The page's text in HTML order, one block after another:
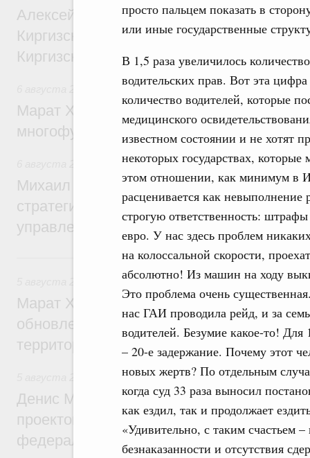
просто пальцем показать в
или иные государственные
В 1,5 раза увеличилось
водительских прав. Вот эта
количество водителей, которые
медицинского
известном состоянии и не хотят
некоторых государствах,
этом отношении, как минимум в
расценивается как
строгую ответственность:
евро. У нас здесь проблем
на колоссальной скорости,
абсолютно! Из машин на ходу
Это проблема очень
нас ГАИ проводила рейд, и за
водителей. Безумие какое-то!
– 20-е задержание. Почему этот
новых жертв? По отдельным
когда суд 33 раза выносил
как ездил, так и продолжает
«Удивительно, с таким счастьем
безнаказанности и отсутствия
Алексей Оверчук принял участие в
Киргизского экономического форума и
Киргизской межрегиональной
Дорожное хозяйство
Марат Хуснуллин: На двух скоростных
многофункциональные зоны дорожного
Технологическое развитие. Инновации
Михаил Мишустин дал поручения по
стратегической сессии о
управления научно-технологическим
5 августа, среда
Жилищно-коммунальное хозяйство
Марат Хуснуллин: Более 4,3 тыс.
обновлено в России при участии Фонда
территорий
Инструменты развития территорий.
Денис Мантуров провёл совещание по
проектов института кураторства в
федеральном округе